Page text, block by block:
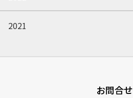
2021
お問合せ